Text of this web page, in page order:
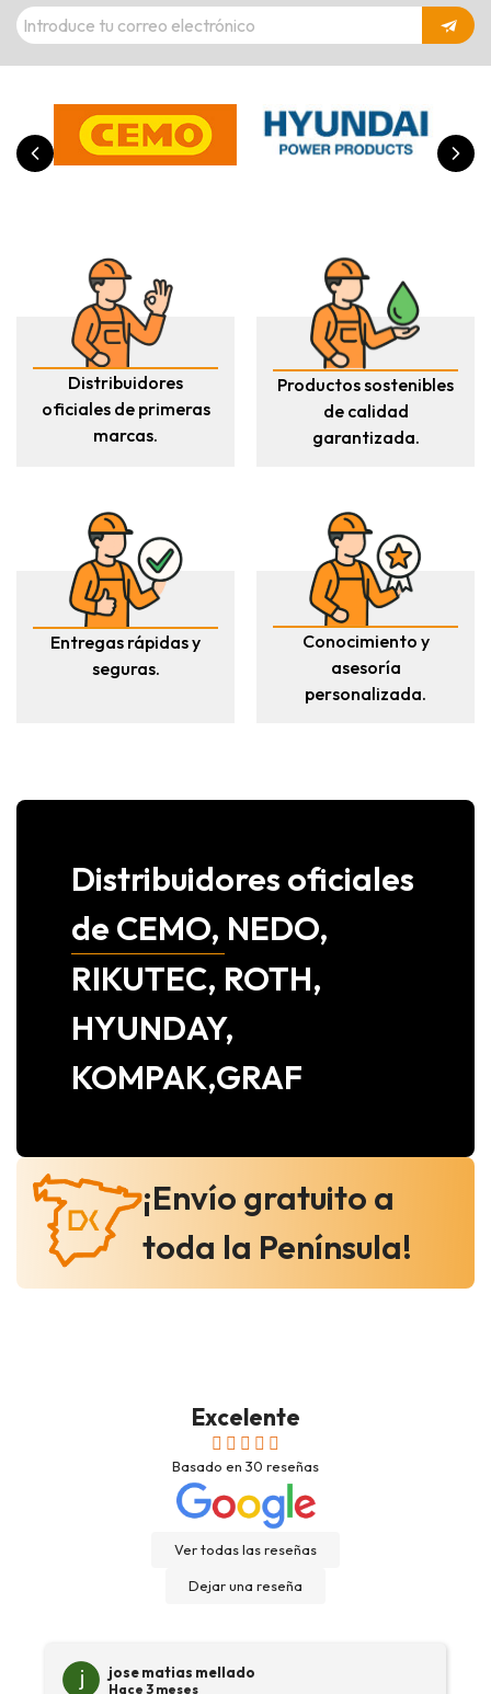
Distribuidores
oficiales de primeras
marcas.
Productos sostenibles
de calidad
garantizada.
Entregas rápidas y
seguras.
Conocimiento y
asesoría
personalizada.
Distribuidores oficiales
de CEMO, NEDO,
RIKUTEC, ROTH,
HYUNDAY,
KOMPAK,GRAF
¡Envío gratuito a
toda la Península!
Excelente
Basado en 30 reseñas
Ver todas las reseñas
Dejar una reseña
jose matias mellado
Hace 3 meses